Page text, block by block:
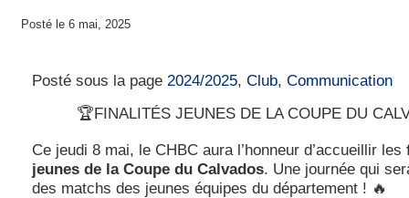
Posté le 6 mai, 2025
Posté sous la page 2024/2025, Club, Communication
🏆FINALITÉS JEUNES DE LA COUPE DU
Ce jeudi 8 mai, le CHBC aura l’honneur d’accueillir les
jeunes de la Coupe du Calvados. Une journée qui
des matchs des jeunes équipes du département ! 🔥